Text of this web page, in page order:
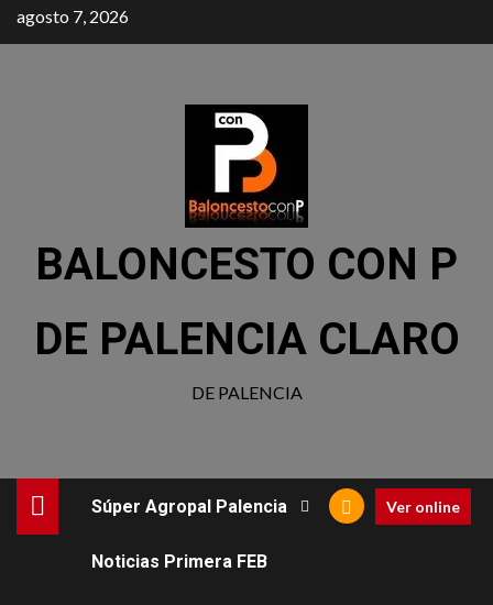
agosto 7, 2026
BALONCESTO CON P
DE PALENCIA CLARO
DE PALENCIA
Súper Agropal Palencia
Noticias Primera FEB
Ver online